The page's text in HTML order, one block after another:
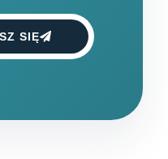
SIĘ